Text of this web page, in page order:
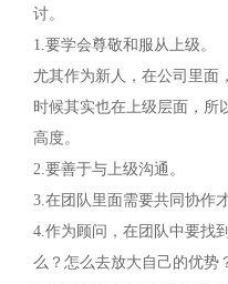
讨。
1.要学会尊敬和服从上级。
尤其作为新人，在公司里面
时候其实也在上级层面，所
高度。
2.要善于与上级沟通。
3.在团队里面需要共同协作
4.作为顾问，在团队中要找
么？怎么去放大自己的优势